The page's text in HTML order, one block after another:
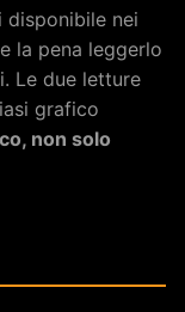
disponibile nei
la pena leggerlo
Le due letture
grafico
non solo